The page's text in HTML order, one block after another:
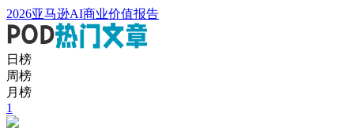
2026亚马逊AI商业价值报告
日榜
周榜
月榜
1